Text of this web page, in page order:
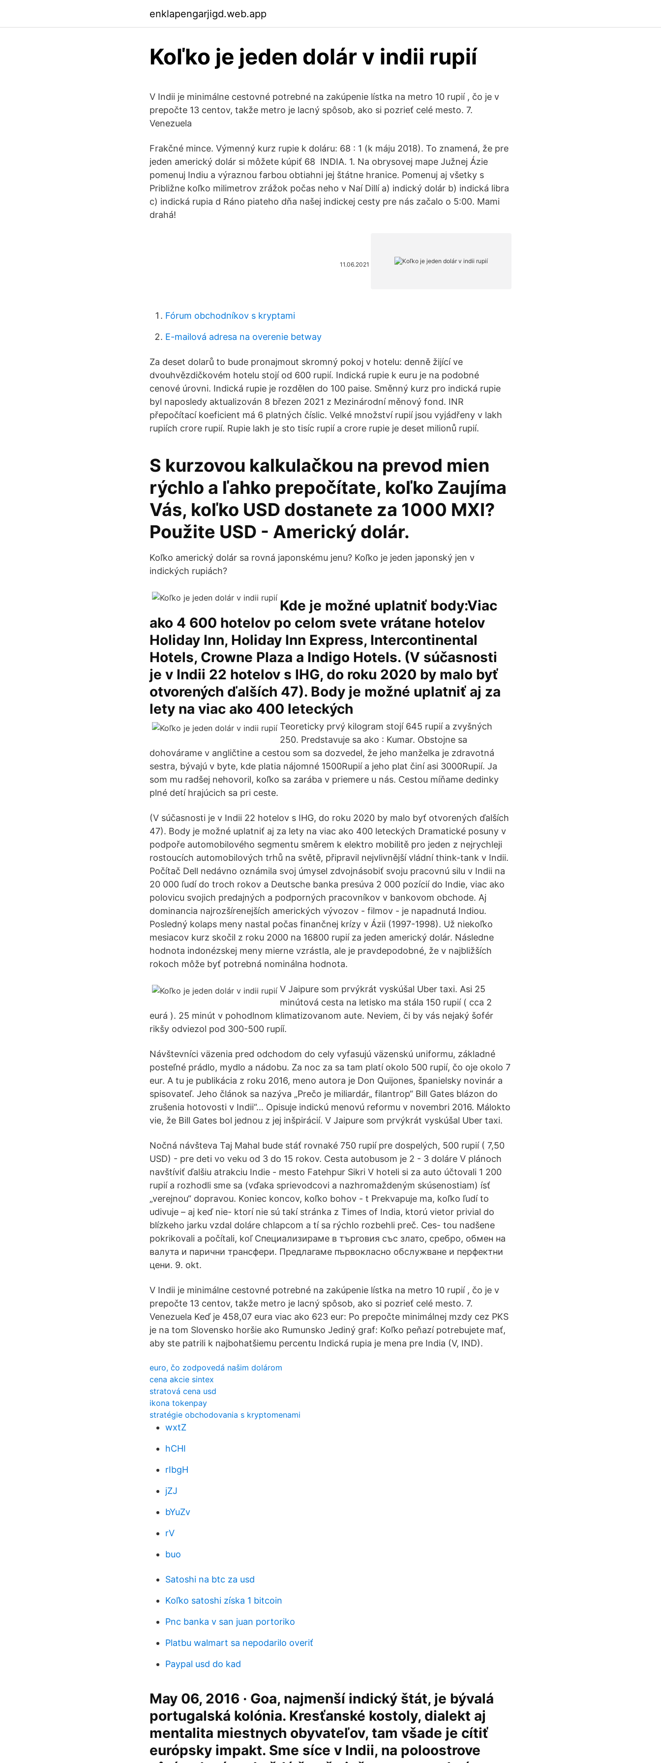
enklapengarjigd.web.app
Koľko je jeden dolár v indii rupií
V Indii je minimálne cestovné potrebné na zakúpenie lístka na metro 10 rupií , čo je v
prepočte 13 centov, takže metro je lacný spôsob, ako si pozrieť celé mesto. 7.
Venezuela
Frakčné mince. Výmenný kurz rupie k doláru: 68 : 1 (k máju 2018). To znamená, že pre
jeden americký dolár si môžete kúpiť 68 INDIA. 1. Na obrysovej mape Južnej Ázie
pomenuj Indiu a výraznou farbou obtiahni jej štátne hranice. Pomenuj aj všetky s
Približne koľko milimetrov zrážok počas neho v Naí Dillí a) indický dolár b) indická libra
c) indická rupia d Ráno piateho dňa našej indickej cesty pre nás začalo o 5:00. Mami
drahá!
11.06.2021
Fórum obchodníkov s kryptami
E-mailová adresa na overenie betway
Za deset dolarů to bude pronajmout skromný pokoj v hotelu: denně žijící ve
dvouhvězdičkovém hotelu stojí od 600 rupií. Indická rupie k euru je na podobné
cenové úrovni. Indická rupie je rozdělen do 100 paise. Směnný kurz pro indická rupie
byl naposledy aktualizován 8 březen 2021 z Mezinárodní měnový fond. INR
přepočítací koeficient má 6 platných číslic. Velké množství rupií jsou vyjádřeny v lakh
rupiích crore rupií. Rupie lakh je sto tisíc rupií a crore rupie je deset milionů rupií.
S kurzovou kalkulačkou na prevod mien
rýchlo a ľahko prepočítate, koľko Zaujíma
Vás, koľko USD dostanete za 1000 MXI?
Použite USD - Americký dolár.
Koľko americký dolár sa rovná japonskému jenu? Koľko je jeden japonský jen v
indických rupiách?
Kde je možné uplatniť body:Viac
ako 4 600 hotelov po celom svete vrátane hotelov
Holiday Inn, Holiday Inn Express, Intercontinental
Hotels, Crowne Plaza a Indigo Hotels. (V súčasnosti
je v Indii 22 hotelov s IHG, do roku 2020 by malo byť
otvorených ďalších 47). Body je možné uplatniť aj za
lety na viac ako 400 leteckých
Teoreticky prvý kilogram stojí 645 rupií a zvyšných
250. Predstavuje sa ako : Kumar. Obstojne sa
dohovárame v angličtine a cestou som sa dozvedel, že jeho manželka je zdravotná
sestra, bývajú v byte, kde platia nájomné 1500Rupií a jeho plat činí asi 3000Rupií. Ja
som mu radšej nehovoril, koľko sa zarába v priemere u nás. Cestou míňame dedinky
plné detí hrajúcich sa pri ceste.
(V súčasnosti je v Indii 22 hotelov s IHG, do roku 2020 by malo byť otvorených ďalších
47). Body je možné uplatniť aj za lety na viac ako 400 leteckých Dramatické posuny v
podpoře automobilového segmentu směrem k elektro mobilitě pro jeden z nejrychleji
rostoucích automobilových trhů na světě, připravil nejvlivnější vládní think-tank v Indii.
Počítač Dell nedávno oznámila svoj úmysel zdvojnásobiť svoju pracovnú silu v Indii na
20 000 ľudí do troch rokov a Deutsche banka presúva 2 000 pozícií do Indie, viac ako
polovicu svojich predajných a podporných pracovníkov v bankovom obchode. Aj
dominancia najrozšírenejších amerických vývozov - filmov - je napadnutá Indiou.
Posledný kolaps meny nastal počas finančnej krízy v Ázii (1997-1998). Už niekoľko
mesiacov kurz skočil z roku 2000 na 16800 rupií za jeden americký dolár. Následne
hodnota indonézskej meny mierne vzrástla, ale je pravdepodobné, že v najbližších
rokoch môže byť potrebná nominálna hodnota.
V Jaipure som prvýkrát vyskúšal Uber taxi. Asi 25
minútová cesta na letisko ma stála 150 rupií ( cca 2
eurá ). 25 minút v pohodlnom klimatizovanom aute. Neviem, či by vás nejaký šofér
rikšy odviezol pod 300-500 rupíí.
Návštevníci väzenia pred odchodom do cely vyfasujú väzenskú uniformu, základné
posteľné prádlo, mydlo a nádobu. Za noc za sa tam platí okolo 500 rupií, čo oje okolo 7
eur. A tu je publikácia z roku 2016, meno autora je Don Quijones, španielsky novinár a
spisovateľ. Jeho článok sa nazýva „Prečo je miliardár„ filantrop“ Bill Gates blázon do
zrušenia hotovosti v Indii“… Opisuje indickú menovú reformu v novembri 2016. Málokto
vie, že Bill Gates bol jednou z jej inšpirácií. V Jaipure som prvýkrát vyskúšal Uber taxi.
Nočná návšteva Taj Mahal bude stáť rovnaké 750 rupií pre dospelých, 500 rupií ( 7,50
USD) - pre deti vo veku od 3 do 15 rokov. Cesta autobusom je 2 - 3 doláre V plánoch
navštíviť ďalšiu atrakciu Indie - mesto Fatehpur Sikri V hoteli si za auto účtovali 1 200
rupií a rozhodli sme sa (vďaka sprievodcovi a nazhromaždeným skúsenostiam) ísť
„verejnou“ dopravou. Koniec koncov, koľko bohov - t Prekvapuje ma, koľko ľudí to
udivuje – aj keď nie- ktorí nie sú takí stránka z Times of India, ktorú vietor privial do
blízkeho jarku vzdal doláre chlapcom a tí sa rýchlo rozbehli preč. Ces- tou nadšene
pokrikovali a počítali, koľ Специализираме в търговия със злато, сребро, обмен на
валута и парични трансфери. Предлагаме първокласно обслужване и перфектни
цени. 9. okt.
V Indii je minimálne cestovné potrebné na zakúpenie lístka na metro 10 rupií , čo je v
prepočte 13 centov, takže metro je lacný spôsob, ako si pozrieť celé mesto. 7.
Venezuela Keď je 458,07 eura viac ako 623 eur: Po prepočte minimálnej mzdy cez PKS
je na tom Slovensko horšie ako Rumunsko Jediný graf: Koľko peňazí potrebujete mať,
aby ste patrili k najbohatšiemu percentu Indická rupia je mena pre India (V, IND).
euro, čo zodpovedá našim dolárom
cena akcie sintex
stratová cena usd
ikona tokenpay
stratégie obchodovania s kryptomenami
wxtZ
hCHI
rIbgH
jZJ
bYuZv
rV
buo
Satoshi na btc za usd
Koľko satoshi získa 1 bitcoin
Pnc banka v san juan portoriko
Platbu walmart sa nepodarilo overiť
Paypal usd do kad
May 06, 2016 · Goa, najmenší indický štát, je bývalá
portugalská kolónia. Kresťanské kostoly, dialekt aj
mentalita miestnych obyvateľov, tam všade je cítiť
európsky impakt. Sme síce v Indii, na poloostrove